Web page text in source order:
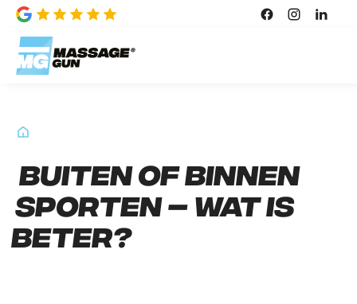
Buiten of binnen
sporten – wat is
beter?